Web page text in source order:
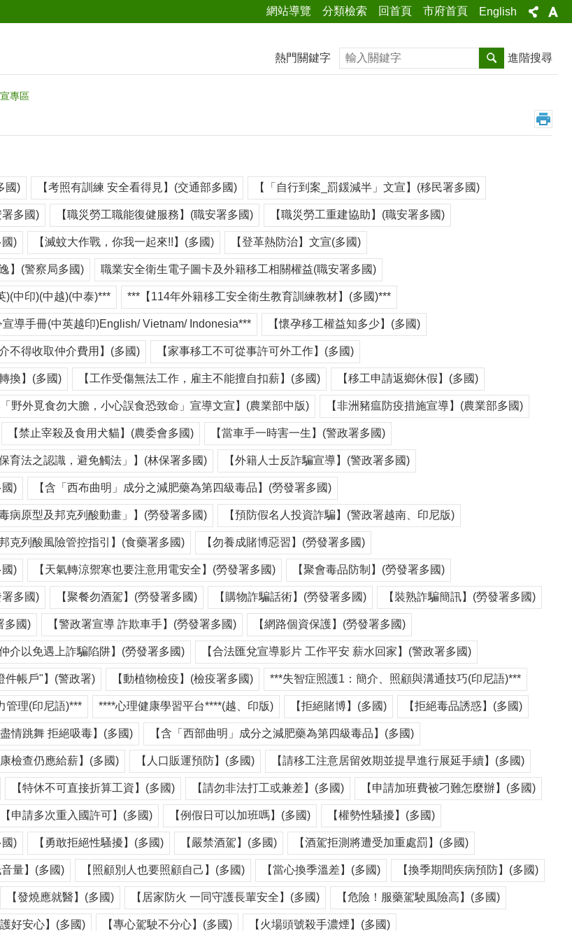
網站導覽 分類檢索 回首頁 市府首頁 English
熱門關鍵字 搜尋 進階搜尋
專區
國) 【考照有訓練 安全看得見】(交通部多國) 【「自行到案_罰鍰減半」文宣】(移民署多國)
署多國) 【職災勞工職能復健服務】(職安署多國) 【職災勞工重建協助】(職安署多國)
國) 【滅蚊大作戰，你我一起來!!】(多國) 【登革熱防治】文宣(多國)
】(警察局多國) 職業安全衛生電子圖卡及外籍移工相關權益(職安署多國)
)(中印)(中越)(中泰)*** ***【114年外籍移工安全衛生教育訓練教材】(多國)***
導手冊(中英越印)English/ Vietnam/ Indonesia*** 【懷孕移工權益知多少】(多國)
不得收取仲介費用】(多國) 【家事移工不可從事許可外工作】(多國)
換】(多國) 【工作受傷無法工作，雇主不能擅自扣薪】(多國) 【移工申請返鄉休假】(多國)
「野外覓食勿大膽，小心誤食恐致命」宣導文宣】(農業部中版) 【非洲豬瘟防疫措施宣導】(農業部多國)
【禁止宰殺及食用犬貓】(農委會多國) 【當車手一時害一生】(警政署多國)
育法之認識，避免觸法」】(林保署多國) 【外籍人士反詐騙宣導】(警政署多國)
國) 【含「西布曲明」成分之減肥藥為第四級毒品】(勞發署多國)
病原型及邦克列酸動畫」】(勞發署多國) 【預防假名人投資詐騙】(警政署越南、印尼版)
克列酸風險管控指引】(食藥署多國) 【勿養成賭博惡習】(勞發署多國)
國) 【天氣轉涼禦寒也要注意用電安全】(勞發署多國) 【聚會毒品防制】(勞發署多國)
署多國) 【聚餐勿酒駕】(勞發署多國) 【購物詐騙話術】(勞發署多國) 【裝熟詐騙簡訊】(勞發署多國)
多國) 【警政署宣導 詐欺車手】(勞發署多國) 【網路個資保護】(勞發署多國)
介以免遇上詐騙陷阱】(勞發署多國) 【合法匯兌宣導影片 工作平安 薪水回家】(警政署多國)
件帳戶"】(警政署) 【動植物檢疫】(檢疫署多國) ***失智症照護1：簡介、照顧與溝通技巧(印尼語)***
管理(印尼語)*** ****心理健康學習平台****(越、印版) 【拒絕賭博】(多國) 【拒絕毒品誘惑】(多國)
盡情跳舞 拒絕吸毒】(多國) 【含「西部曲明」成分之減肥藥為第四級毒品】(多國)
康檢查仍應給薪】(多國) 【人口販運預防】(多國) 【請移工注意居留效期並提早進行展延手續】(多國)
【特休不可直接折算工資】(多國) 【請勿非法打工或兼差】(多國) 【申請加班費被刁難怎麼辦】(多國)
【申請多次重入國許可】(多國) 【例假日可以加班嗎】(多國) 【權勢性騷擾】(多國)
國) 【勇敢拒絕性騷擾】(多國) 【嚴禁酒駕】(多國) 【酒駕拒測將遭受加重處罰】(多國)
量】(多國) 【照顧別人也要照顧自己】(多國) 【當心換季溫差】(多國) 【換季期間疾病預防】(多國)
【發燒應就醫】(多國) 【居家防火 一同守護長輩安全】(多國) 【危險！服藥駕駛風險高】(多國)
護好安心】(多國) 【專心駕駛不分心】(多國) 【火場頭號殺手濃煙】(多國)